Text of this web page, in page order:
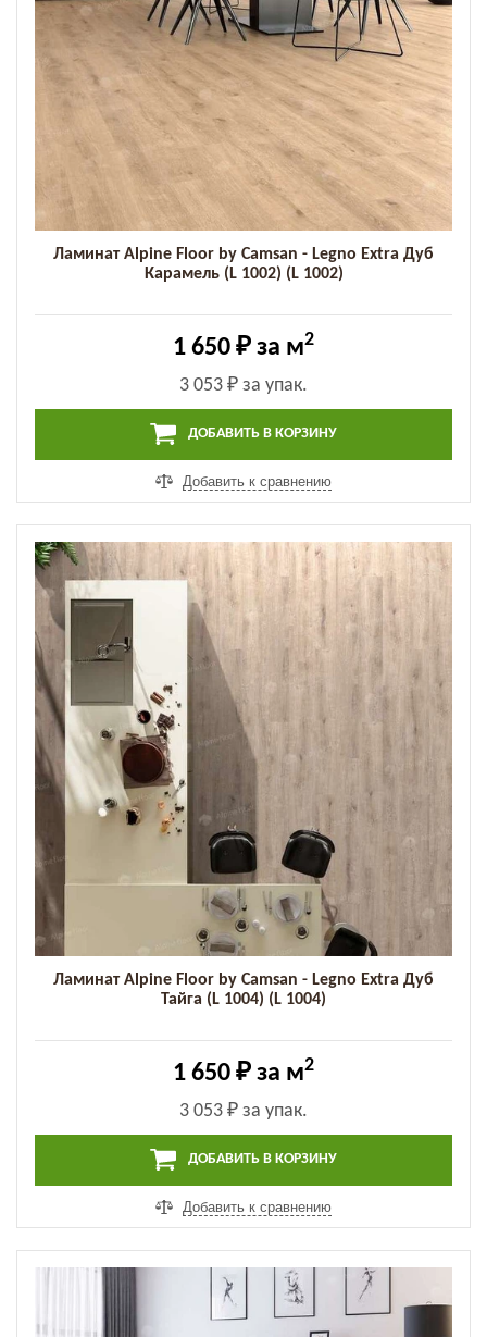
Ламинат Alpine Floor by Camsan - Legno Extra Дуб
Карамель (L 1002) (L 1002)
1 650 ₽ за м2
3 053 ₽ за упак.
ДОБАВИТЬ В КОРЗИНУ
Добавить к сравнению
Ламинат Alpine Floor by Camsan - Legno Extra Дуб
Тайга (L 1004) (L 1004)
1 650 ₽ за м2
3 053 ₽ за упак.
ДОБАВИТЬ В КОРЗИНУ
Добавить к сравнению